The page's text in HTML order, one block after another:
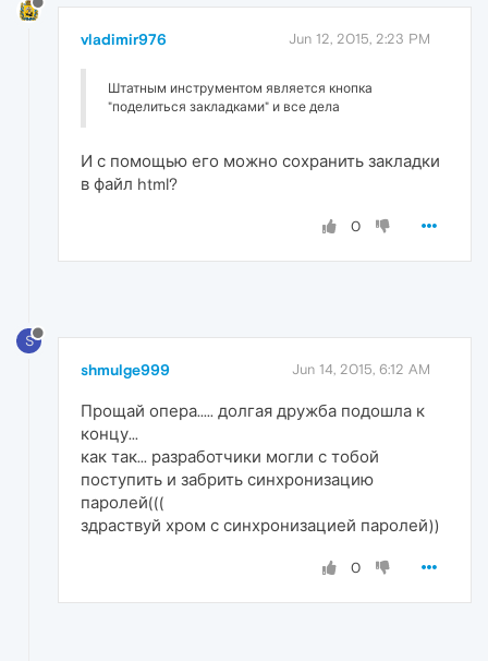
vladimir976 Jun 12, 2015, 2:23 PM
Штатным инструментом является кнопка
"поделиться закладками" и все дела
И с помощью его можно сохранить закладки
в файл html?
0
S
shmulge999 Jun 14, 2015, 6:12 AM
Прощай опера..... долгая дружба подошла к
концу...
как так... разработчики могли с тобой
поступить и забрить синхронизацию
паролей(((
здраствуй хром с синхронизацией паролей))
0